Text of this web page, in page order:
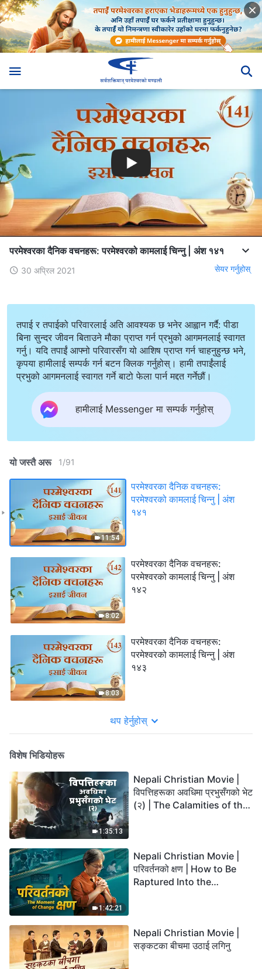
परमेश्‍वरका दैनिक वचनहरू: परमेश्‍वरको कामलाई चिन्‍नु | अंश १४१
30 अप्रिल 2021 सेयर गर्नुहोस्
तपाई र तपाईको परिवारलाई अति आवश्यक छ भनेर आह्वान गर्दै: पीडा
बिना सुन्दर जीवन बिताउने मौका प्राप्त गर्न प्रभुको आगमनलाई स्वागत
गर्नु। यदि तपाईं आफ्नो परिवारसँग यो आशिष प्राप्त गर्न चाहनुहुन्छ भने,
कृपया हामीलाई सम्पर्क गर्न बटन क्लिक गर्नुहोस्। हामी तपाईंलाई
प्रभुको आगमनलाई स्वागत गर्ने बाटो फेला पार्न मद्दत गर्नेछौं।
हामीलाई Messenger मा सम्पर्क गर्नुहोस्
यो जस्तै अरू 1/91
11:54
परमेश्‍वरका दैनिक वचनहरू:
परमेश्‍वरको कामलाई चिन्‍नु | अंश
१४१
8:02
परमेश्‍वरका दैनिक वचनहरू:
परमेश्‍वरको कामलाई चिन्‍नु | अंश
१४२
8:03
परमेश्‍वरका दैनिक वचनहरू:
परमेश्‍वरको कामलाई चिन्‍नु | अंश
१४३
थप हेर्नुहोस्
विशेष भिडियोहरू
1:35:13
Nepali Christian Movie |
विपत्तिहरूका अवधिमा प्रभुसँगको भेट
(२) | The Calamities of the
1:42:21
Nepali Christian Movie |
परिवर्तनको क्षण | How to Be
Raptured Into the
Nepali Christian Movie |
सङ्कटका बीचमा उठाई लगिनु